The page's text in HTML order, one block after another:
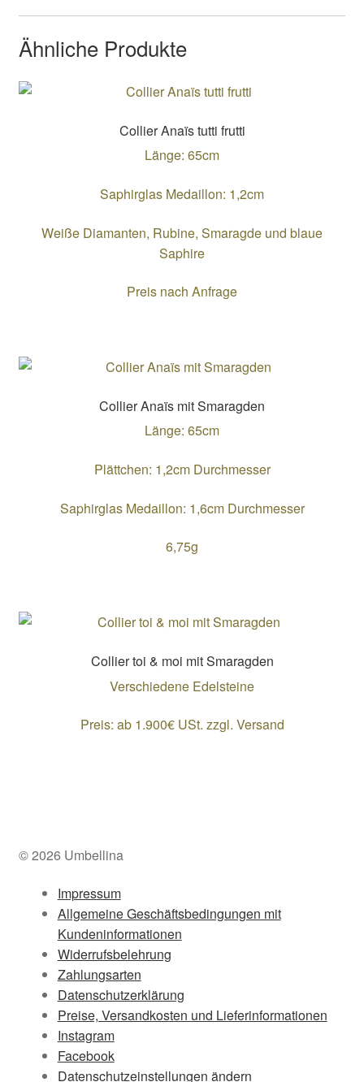
Ähnliche Produkte
Collier Anaïs tutti frutti
Länge: 65cm
Saphirglas Medaillon: 1,2cm
Weiße Diamanten, Rubine, Smaragde und blaue
Saphire
Preis nach Anfrage
Collier Anaïs mit Smaragden
Länge: 65cm
Plättchen: 1,2cm Durchmesser
Saphirglas Medaillon: 1,6cm Durchmesser
6,75g
Collier toi & moi mit Smaragden
Verschiedene Edelsteine
Preis: ab 1.900€ USt. zzgl. Versand
© 2026 Umbellina
Impressum
Allgemeine Geschäftsbedingungen mit
Kundeninformationen
Widerrufsbelehrung
Zahlungsarten
Datenschutzerklärung
Preise, Versandkosten und Lieferinformationen
Instagram
Facebook
Datenschutzeinstellungen ändern